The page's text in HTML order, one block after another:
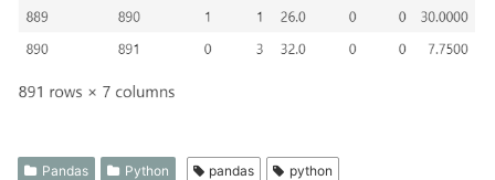
Pandas Python pandas python